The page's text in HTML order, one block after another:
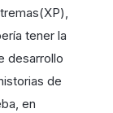
tener la
desarrollo
de
en